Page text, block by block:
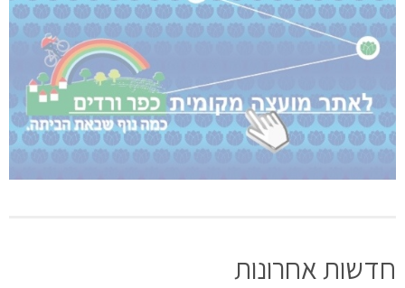
חדשות אחרונות